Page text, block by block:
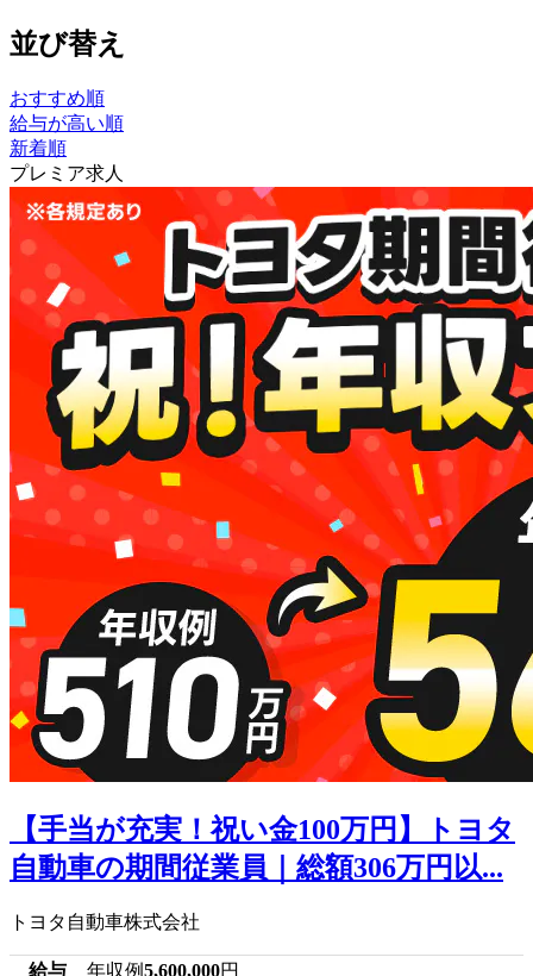
並び替え
おすすめ順
給与が高い順
新着順
プレミア求人
【手当が充実！祝い金100万円】トヨタ
自動車の期間従業員｜総額306万円以...
トヨタ自動車株式会社
給与 年収例5,600,000円